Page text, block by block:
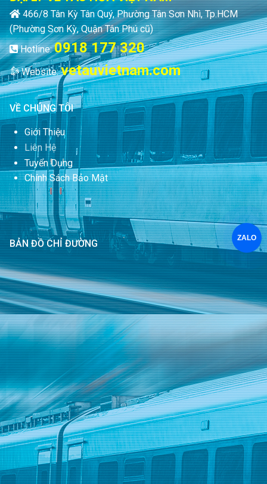
466/8 Tân Kỳ Tân Quý, Phường Tân Sơn Nhì, Tp.HCM
(Phường Sơn Kỳ, Quận Tân Phú cũ)
Hotline:0918 177 320
Website:vetauvietnam.com
VỀ CHÚNG TÔI
Giới Thiệu
Liên Hệ
Tuyển Dụng
Chính Sách Bảo Mật
BẢN ĐỒ CHỈ ĐƯỜNG ZALO